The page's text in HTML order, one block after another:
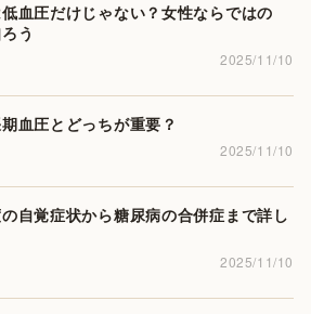
血圧だけじゃない？女性ならではの
う
2025/11/10
血圧とどっちが重要？
2025/11/10
自覚症状から糖尿病の合併症まで詳し
2025/11/10